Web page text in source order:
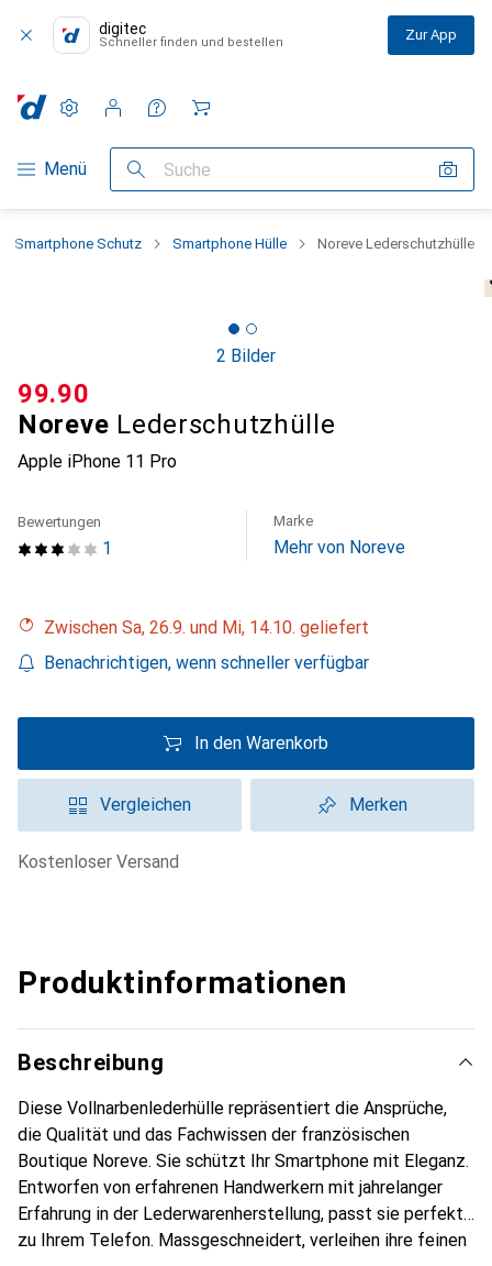
digitec
Schneller finden und bestellen Zur App
Navigation nach Kategorien
Menü Suche
Einstellungen
Kundenkonto
Vergleichslisten
Merklisten
Warenkorb
Smartphone Schutz Smartphone Hülle Noreve Lederschutzhülle
2 Bilder
Noreve Lederschutzhülle
Apple iPhone 11 Pro
CHF
99.90
1
Bewertungen Marke
Mehr von Noreve
Zwischen Sa, 26.9. und Mi, 14.10. geliefert
Benachrichtigen, wenn schneller verfügbar
In den Warenkorb
Vergleichen Merken
kostenloser Versand
Produktinformationen
Beschreibung
Diese Vollnarbenlederhülle repräsentiert die Ansprüche,
die Qualität und das Fachwissen der französischen
Boutique Noreve. Sie schützt Ihr Smartphone mit Eleganz.
Entworfen von erfahrenen Handwerkern mit jahrelanger
Erfahrung in der Lederwarenherstellung, passt sie perfekt
zu Ihrem Telefon. Massgeschneidert, verleihen ihre feinen